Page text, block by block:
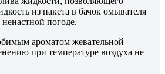
из пакета в бачок омывателя
погоде.
ароматом жевательной
при температуре воздуха не